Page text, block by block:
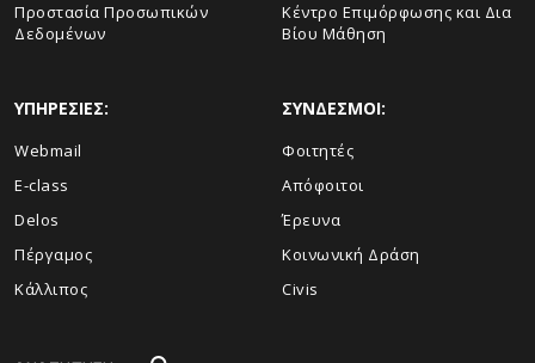
Προστασία Προσωπικών
Δεδομένων
Κέντρο Επιμόρφωσης και Δια
Βίου Μάθηση
ΥΠΗΡΕΣΙΕΣ:
Webmail
E-class
Delos
Πέργαμος
Κάλλιπος
ΣΥΝΔΕΣΜΟΙ:
Φοιτητές
Απόφοιτοι
Έρευνα
Κοινωνική Δράση
Civis